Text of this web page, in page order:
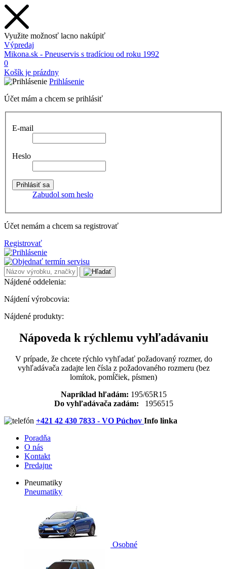
Využite možnosť lacno nakúpiť
Výpredaj
Mikona.sk - Pneuservis s tradíciou od roku 1992
0
Košík je prázdny
Prihlásenie
Účet mám a chcem se prihlásiť
E-mail
Heslo
Zabudol som heslo
Účet nemám a chcem sa registrovať
Registrovať
Nájdené oddelenia:
Nájdení výrobcovia:
Nájdené produkty:
Nápoveda k rýchlemu vyhľadávaniu
V prípade, že chcete rýchlo vyhľadať požadovaný rozmer, do
vyhľadávača zadajte len čísla z požadovaného rozmeru (bez
lomítok, pomĺčiek, písmen)
Napríklad hľadám: 195/65R15
Do vyhľadávača zadám: 1956515
+421 42 430 7833 - VO Púchov Info linka
Poradňa
O nás
Kontakt
Predajne
Pneumatiky
Pneumatiky
Osobné